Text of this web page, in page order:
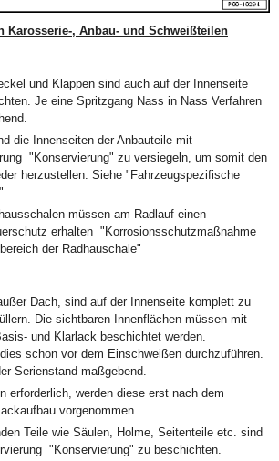
Karosserie-, Anbau- und Schweißteilen
und Klappen sind auch auf der Innenseite
Je eine Spritzgang Nass in Nass Verfahren
die Innenseiten der Anbauteile mit
"Konservierung" zu versiegeln, um somit den
herzustellen. Siehe "Fahrzeugspezifische
müssen am Radlauf einen
erhalten "Korrosionsschutzmaßnahme
der Radhauschale"
Dach, sind auf der Innenseite komplett zu
Die sichtbaren Innenflächen müssen mit
und Klarlack beschichtet werden.
schon vor dem Einschweißen durchzuführen.
Serienstand maßgebend.
erforderlich, werden diese erst nach dem
vorgenommen.
Teile wie Säulen, Holme, Seitenteile etc. sind
"Konservierung" zu beschichten.